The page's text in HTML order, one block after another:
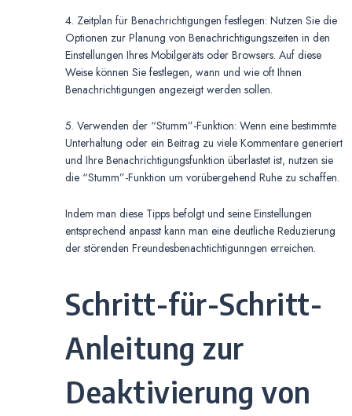
4. Zeitplan für Benachrichtigungen festlegen: Nutzen Sie die
Optionen zur Planung von Benachrichtigungszeiten in den
Einstellungen Ihres Mobilgeräts oder Browsers. Auf diese
Weise können Sie festlegen, wann und wie oft Ihnen
Benachrichtigungen angezeigt werden sollen.
5. Verwenden der “Stumm”-Funktion: Wenn eine bestimmte
Unterhaltung oder ein Beitrag zu viele Kommentare generiert
und Ihre Benachrichtigungsfunktion überlastet ist, nutzen sie
die “Stumm”-Funktion um vorübergehend Ruhe zu schaffen.
Indem man diese Tipps befolgt und seine Einstellungen
entsprechend anpasst kann man eine deutliche Reduzierung
der störenden Freundesbenachtichtigunngen erreichen.
Schritt-für-Schritt-
Anleitung zur
Deaktivierung von